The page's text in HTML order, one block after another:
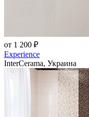
от 1 200 ₽
Experience
InterCerama, Украина